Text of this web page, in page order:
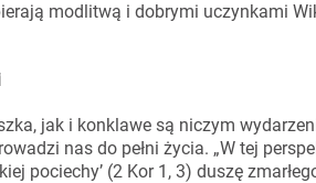
modlitwą i dobrymi uczynkami
jak i konklawe są niczym
nas do pełni życia. „W tej
pociechy’ (2 Kor 1, 3) duszę